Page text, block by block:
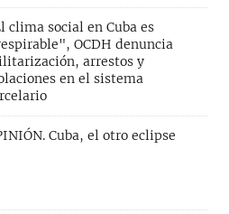
clima social en Cuba es
OCDH denuncia
arrestos y
en el sistema
Cuba, el otro eclipse